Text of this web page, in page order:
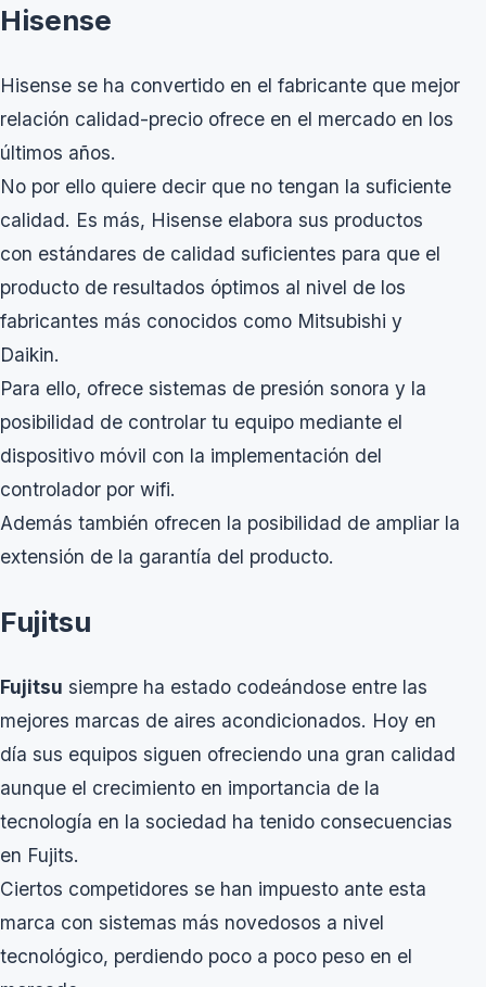
Hisense
Hisense se ha convertido en el fabricante que mejor
relación calidad-precio ofrece en el mercado en los
últimos años.
No por ello quiere decir que no tengan la suficiente
calidad. Es más, Hisense elabora sus productos
con estándares de calidad suficientes para que el
producto de resultados óptimos al nivel de los
fabricantes más conocidos como Mitsubishi y
Daikin.
Para ello, ofrece sistemas de presión sonora y la
posibilidad de controlar tu equipo mediante el
dispositivo móvil con la implementación del
controlador por wifi.
Además también ofrecen la posibilidad de ampliar la
extensión de la garantía del producto.
Fujitsu
Fujitsu siempre ha estado codeándose entre las
mejores marcas de aires acondicionados. Hoy en
día sus equipos siguen ofreciendo una gran calidad
aunque el crecimiento en importancia de la
tecnología en la sociedad ha tenido consecuencias
en Fujits.
Ciertos competidores se han impuesto ante esta
marca con sistemas más novedosos a nivel
tecnológico, perdiendo poco a poco peso en el